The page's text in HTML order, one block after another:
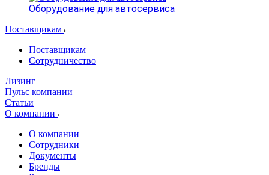
Оборудование для автосервиса
Поставщикам
Поставщикам
Сотрудничество
Лизинг
Пульс компании
Статьи
О компании
О компании
Сотрудники
Документы
Бренды